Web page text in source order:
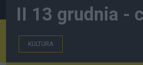
II 13 grudnia -
KULTURA